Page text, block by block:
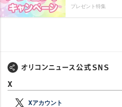
プレゼント特集
X
Xアカウント